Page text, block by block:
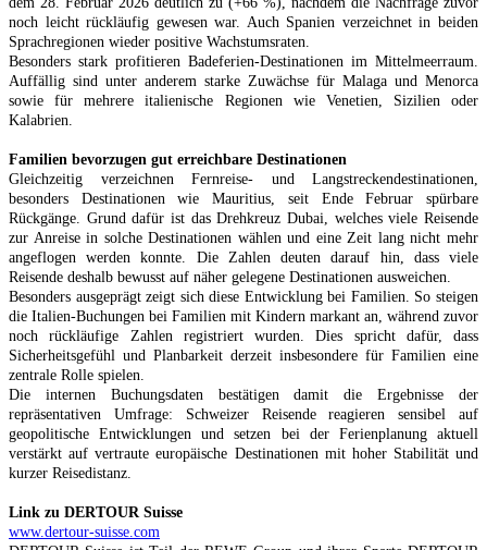
noch leicht rückläufig gewesen war. Auch Spanien verzeichnet in beiden
Sprachregionen wieder positive Wachstumsraten.
Besonders stark profitieren Badeferien-Destinationen im Mittelmeerraum.
Auffällig sind unter anderem starke Zuwächse für Malaga und Menorca
sowie für mehrere italienische Regionen wie Venetien, Sizilien oder
Kalabrien.
Familien bevorzugen gut erreichbare Destinationen
Gleichzeitig verzeichnen Fernreise- und Langstreckendestinationen,
besonders Destinationen wie Mauritius, seit Ende Februar spürbare
Rückgänge. Grund dafür ist das Drehkreuz Dubai, welches viele Reisende
zur Anreise in solche Destinationen wählen und eine Zeit lang nicht mehr
angeflogen werden konnte. Die Zahlen deuten darauf hin, dass viele
Reisende deshalb bewusst auf näher gelegene Destinationen ausweichen.
Besonders ausgeprägt zeigt sich diese Entwicklung bei Familien. So steigen
die Italien-Buchungen bei Familien mit Kindern markant an, während zuvor
noch rückläufige Zahlen registriert wurden. Dies spricht dafür, dass
Sicherheitsgefühl und Planbarkeit derzeit insbesondere für Familien eine
zentrale Rolle spielen.
Die internen Buchungsdaten bestätigen damit die Ergebnisse der
repräsentativen Umfrage: Schweizer Reisende reagieren sensibel auf
geopolitische Entwicklungen und setzen bei der Ferienplanung aktuell
verstärkt auf vertraute europäische Destinationen mit hoher Stabilität und
kurzer Reisedistanz.
Link zu DERTOUR Suisse
www.dertour-suisse.com